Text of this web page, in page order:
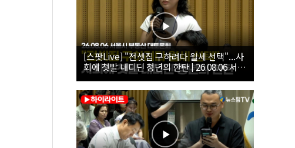
[스팟Live] "전셋집 구하려다 월세 선택"...사
회에 첫발 내디딘 청년의 한탄 | 26.08.06 서울
시 부동산 대토론회